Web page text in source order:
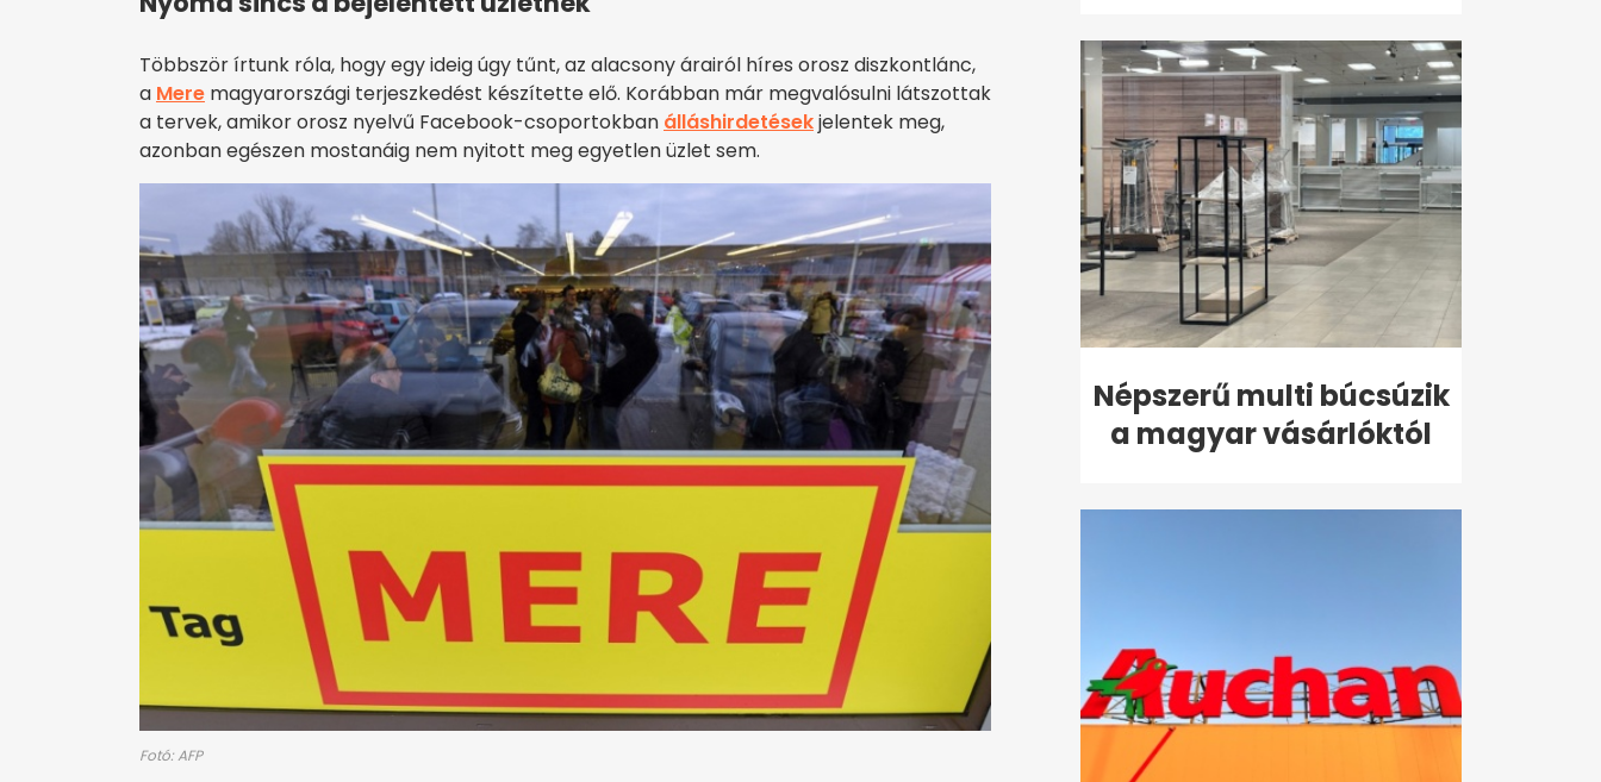
Többször írtunk róla, hogy egy ideig úgy tűnt, az alacsony árairól híres orosz diszkontlánc,
a Mere magyarországi terjeszkedést készítette elő. Korábban már megvalósulni látszottak
a tervek, amikor orosz nyelvű Facebook-csoportokban álláshirdetésekjelentek meg,
azonban egészen mostanáig nem nyitott meg egyetlen üzlet sem.
Fotó: AFP
Népszerű multi búcsúzik
a magyar vásárlóktól